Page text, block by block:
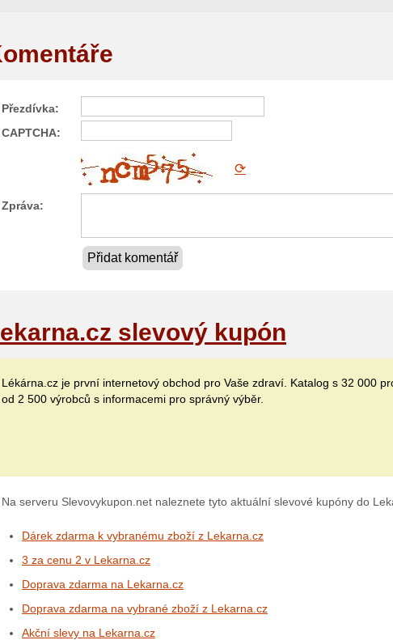
Přezdívka:
CAPTCHA:
⟳
Zpráva:
Přidat komentář
slevový kupón
Lékárna.cz je první internetový obchod pro Vaše zdraví. Katalog s 32 000
od 2 500 výrobců s informacemi pro správný výběr.
Na serveru Slevovykupon.net naleznete tyto aktuální slevové kupóny do
Dárek zdarma k vybranému zboží z Lekarna.cz
3 za cenu 2 v Lekarna.cz
Doprava zdarma na Lekarna.cz
Doprava zdarma na vybrané zboží z Lekarna.cz
Akční slevy na Lekarna.cz